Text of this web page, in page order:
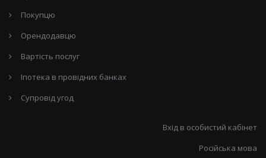
Покупцю
Орендодавцю
Вартість послуг
Іпотека в провідних банках
Супровід угод
Вхід в особистий кабінет
Російська мова